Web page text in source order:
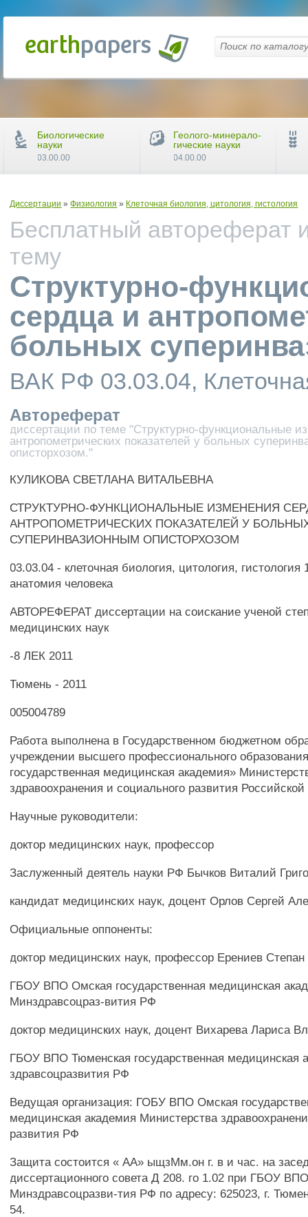
Диссертации »Физиология » Клеточная биология, цитология, гистология
Бесплатный автореферат
тему
Структурно-
сердца и
больных
ВАК РФ 03.03.04,
Автореферат
диссертации по теме "Структурно-функциональные
антропометрических показателей у больных
описторхозом."
КУЛИКОВА СВЕТЛАНА ВИТАЛЬЕВНА
СТРУКТУРНО-ФУНКЦИОНАЛЬНЫЕ ИЗМЕНЕНИЯ
АНТРОПОМЕТРИЧЕСКИХ ПОКАЗАТЕЛЕЙ У
СУПЕРИНВАЗИОННЫМ ОПИСТОРХОЗОМ
03.03.04 - клеточная биология, цитология, гистология
анатомия человека
АВТОРЕФЕРАТ диссертации на соискание ученой
медицинских наук
-8 ЛЕК 2011
Тюмень - 2011
005004789
Работа выполнена в Государственном бюджетном
учреждении высшего профессионального
государственная медицинская академия»
здравоохранения и социального развития
Научные руководители:
доктор медицинских наук, профессор
Заслуженный деятель науки РФ Бычков Виталий
кандидат медицинских наук, доцент Орлов Сергей
Официальные оппоненты:
доктор медицинских наук, профессор Ерениев
ГБОУ ВПО Омская государственная медицинская
Минздравсоцраз-вития РФ
доктор медицинских наук, доцент Вихарева Лариса
ГБОУ ВПО Тюменская государственная медицинская
здравсоцразвития РФ
Ведущая организация: ГОБУ ВПО Омская
медицинская академия Министерства
развития РФ
Защита состоится « АА» ыщзМм.он г. в и час. на
диссертационного совета Д 208. го 1.02 при ГБОУ
Минздравсоцразви-тия РФ по адресу: 625023, г.
54.
Биологические
науки
03.00.00
Геолого-минерало-
гические науки
04.00.00